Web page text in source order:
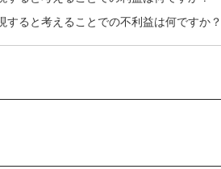
すると考えることでの不利益は何ですか？